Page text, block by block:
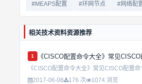
#MEAPS配置 #环网节点 #网络配
相关技术资料资源推荐
1 《CISCO配置命令大全》常见CISCO
《CISCO配置命令大全》常见CISCO配置
2017-06-08
176 次 1074 浏览